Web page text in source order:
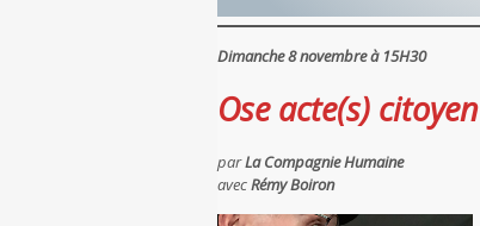
Dimanche 8 novembre à 15H30
Ose acte(s) citoyen
parLa Compagnie Humaine
avecRémy Boiron